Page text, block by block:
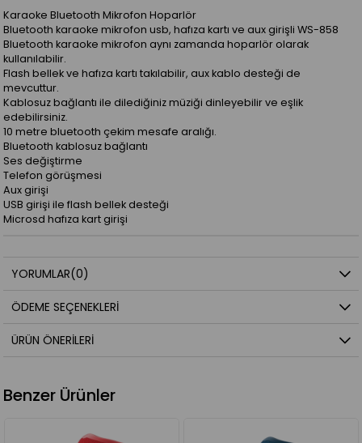
Karaoke Bluetooth Mikrofon Hoparlör
Bluetooth karaoke mikrofon usb, hafıza kartı ve aux girişli WS-858
Bluetooth karaoke mikrofon aynı zamanda hoparlör olarak
kullanılabilir.
Flash bellek ve hafıza kartı takılabilir, aux kablo desteği de
mevcuttur.
Kablosuz bağlantı ile dilediğiniz müziği dinleyebilir ve eşlik
edebilirsiniz.
10 metre bluetooth çekim mesafe aralığı.
Bluetooth kablosuz bağlantı
Ses değiştirme
Telefon görüşmesi
Aux girişi
USB girişi ile flash bellek desteği
Microsd hafıza kart girişi
YORUMLAR(0)
ÖDEME SEÇENEKLERI
ÜRÜN ÖNERILERI
Benzer Ürünler